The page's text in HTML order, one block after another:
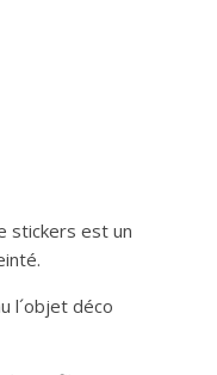
stickers est un
l´objet déco